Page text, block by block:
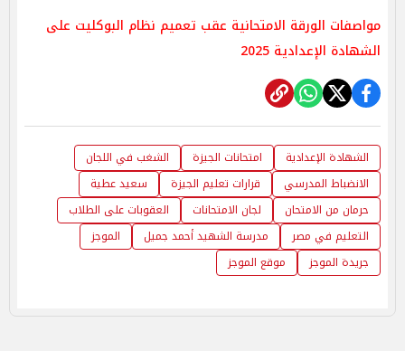
مواصفات الورقة الامتحانية عقب تعميم نظام البوكليت على
الشهادة الإعدادية⁩ 2025
الشهادة الإعدادية امتحانات الجيزة
الشغب في اللجان
الانضباط المدرسي
قرارات تعليم الجيزة
سعيد عطية
حرمان من الامتحان
لجان الامتحانات
العقوبات على الطلاب
التعليم في مصر
مدرسة الشهيد أحمد جميل
الموجز
جريدة الموجز
موقع الموجز